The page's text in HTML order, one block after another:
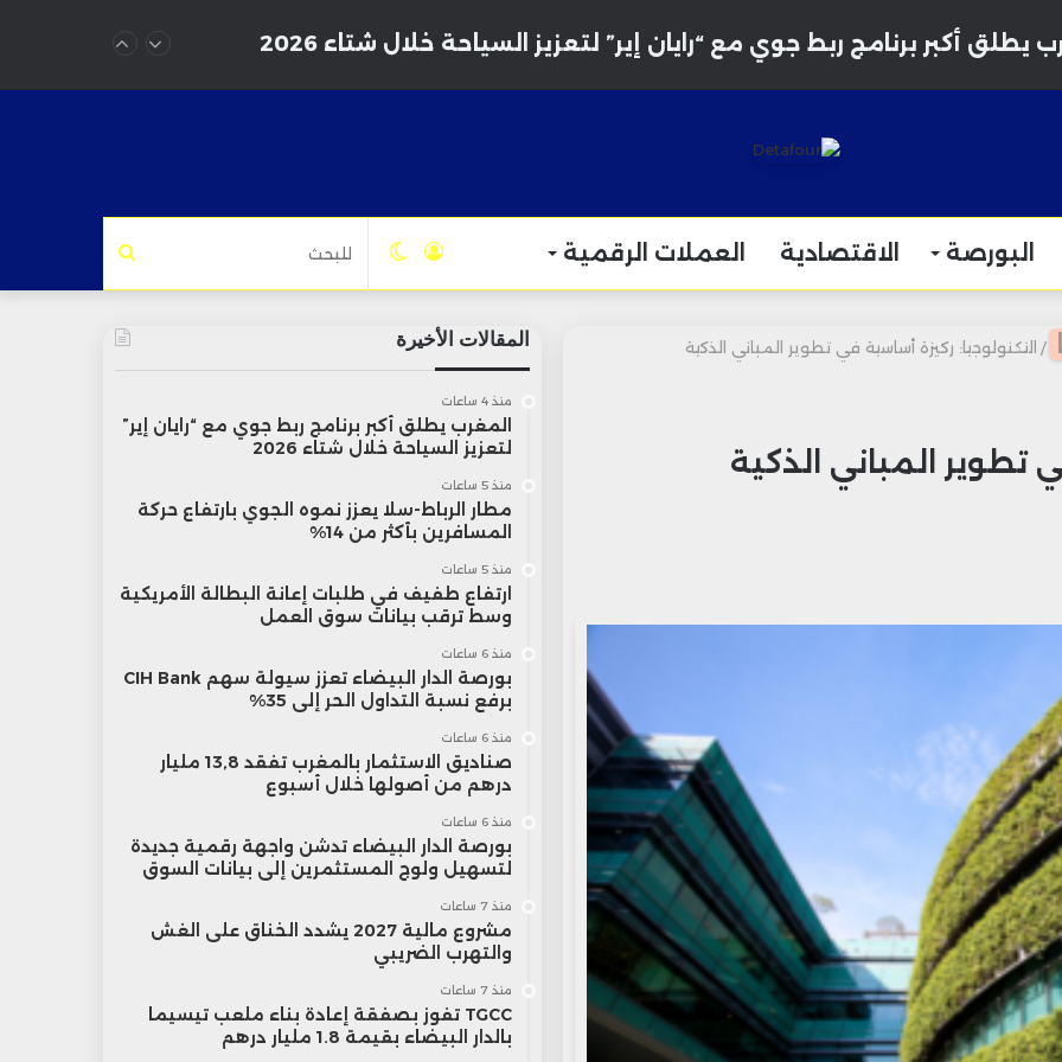
الرباط-سلا يعزز نموه الجوي بارتفاع حركة المسافرين بأكثر من 14%
البورصة الاقتصادية العملات الرقمية للبحث الوضعتسجيل
/ التكنولوجيا: ركيزة أساسية في تطوير المباني الذكية
تطوير المباني الذكية
المقالات الأخيرة
منذ 4 ساعات
المغرب يطلق أكبر برنامج ربط جوي مع “رايان إير”
لتعزيز السياحة خلال شتاء 2026
منذ 5 ساعات
مطار الرباط-سلا يعزز نموه الجوي بارتفاع حركة
المسافرين بأكثر من 14%
منذ 5 ساعات
ارتفاع طفيف في طلبات إعانة البطالة الأمريكية
وسط ترقب بيانات سوق العمل
منذ 6 ساعات
بورصة الدار البيضاء تعزز سيولة سهم CIH Bank
برفع نسبة التداول الحر إلى 35%
منذ 6 ساعات
صناديق الاستثمار بالمغرب تفقد 13,8 مليار
درهم من أصولها خلال أسبوع
منذ 6 ساعات
بورصة الدار البيضاء تدشن واجهة رقمية جديدة
لتسهيل ولوج المستثمرين إلى بيانات السوق
منذ 7 ساعات
مشروع مالية 2027 يشدد الخناق على الغش
والتهرب الضريبي
منذ 7 ساعات
TGCC تفوز بصفقة إعادة بناء ملعب تيسيما
بالدار البيضاء بقيمة 1.8 مليار درهم